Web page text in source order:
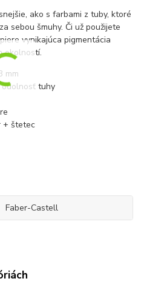
ako s farbami z tuby, ktoré
sebou šmuhy. Či už použijete
vynikajúca pigmentácia
okolností.
mm
odolnosť tuhy
+ štetec
Faber-Castell